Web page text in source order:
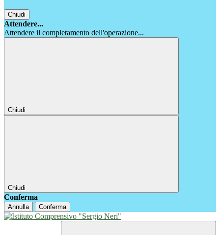
Chiudi
Attendere...
Attendere il completamento dell'operazione...
Chiudi
Chiudi
Conferma
Annulla Conferma